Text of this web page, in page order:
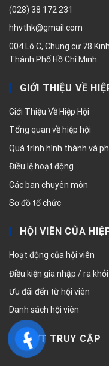
(028) 38 172 231
hhvthk@gmail.com
004 Lô C, Chung cư 78
Thành Phố Hồ Chí Minh
GIỚI THIỆU VỀ
Giới Thiệu Về Hiệp Hội
Tổng quan về hiệp hội
Quá trình hình thành và
Điều lệ hoạt động
Các ban chuyên môn
Sơ đồ tổ chức
HỘI VIÊN CỦA
Hoạt động của hội viên
Điều kiện gia nhập / ra
Ưu đãi đến từ hội viên
Danh sách hội viên
LƯỢT TRUY CẬP